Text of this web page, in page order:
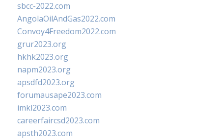
sbcc-2022.com
AngolaOilAndGas2022.com
Convoy4Freedom2022.com
grur2023.org
hkhk2023.org
napm2023.org
apsdfd2023.org
forumausape2023.com
imkl2023.com
careerfaircsd2023.com
apsth2023.com